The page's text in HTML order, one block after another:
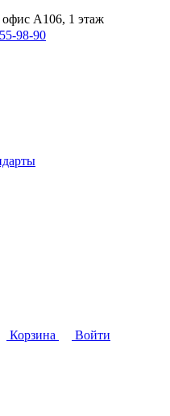
офис А106, 1 этаж
98-90
Корзина
Войти